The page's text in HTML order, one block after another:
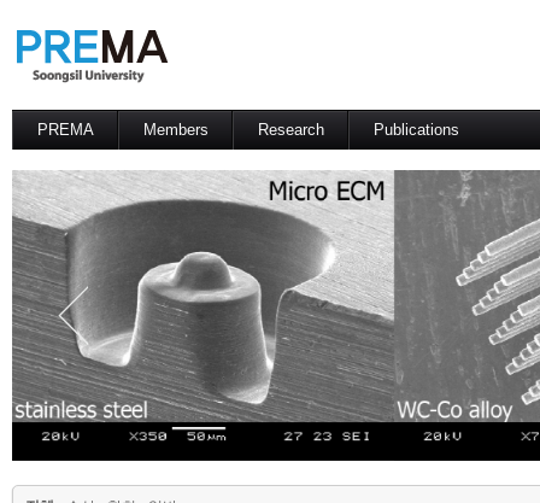
PREMA Members Research Publications
International Conference
Domestic Journal
Domestic Conference
Patents